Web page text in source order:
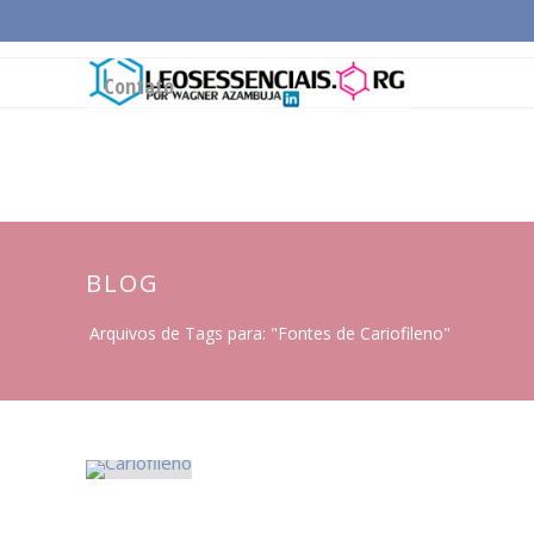
Contato
BLOG
Arquivos de Tags para: "Fontes de Cariofileno"